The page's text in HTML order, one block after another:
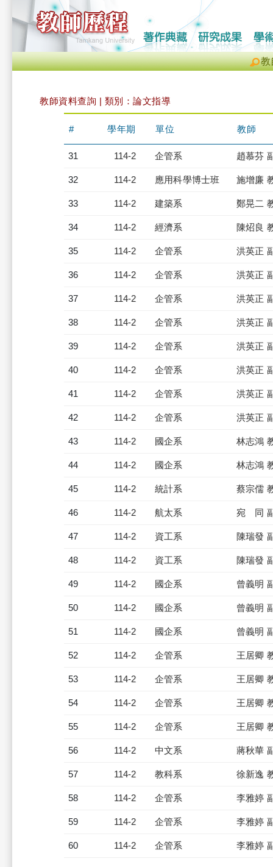
教
教師資料查詢 | 類別：論文指導
# 學年期 單位 教師
31 114-2 企管系 趙慕芬
32 114-2 應用科學博士班 施增廉
33 114-2 建築系 鄭晃二
34 114-2 經濟系 陳炤良
35 114-2 企管系 洪英正
36 114-2 企管系 洪英正
37 114-2 企管系 洪英正
38 114-2 企管系 洪英正
39 114-2 企管系 洪英正
40 114-2 企管系 洪英正
41 114-2 企管系 洪英正
42 114-2 企管系 洪英正
43 114-2 國企系 林志鴻
44 114-2 國企系 林志鴻
45 114-2 統計系 蔡宗儒
46 114-2 航太系 宛 同
47 114-2 資工系 陳瑞發
48 114-2 資工系 陳瑞發
49 114-2 國企系 曾義明
50 114-2 國企系 曾義明
51 114-2 國企系 曾義明
52 114-2 企管系 王居卿
53 114-2 企管系 王居卿
54 114-2 企管系 王居卿
55 114-2 企管系 王居卿
56 114-2 中文系 蔣秋華
57 114-2 教科系 徐新逸
58 114-2 企管系 李雅婷
59 114-2 企管系 李雅婷
60 114-2 企管系 李雅婷